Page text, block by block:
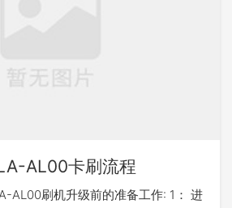
AL00卡刷流程
AL00刷机升级前的准备工作: 1： 进